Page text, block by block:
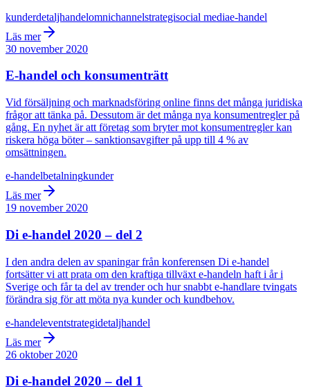
kunderdetaljhandelomnichannelstrategisocial mediae-handel
Läs mer
30 november 2020
E-handel och konsumenträtt
Vid försäljning och marknadsföring online finns det många juridiska
frågor att tänka på. Dessutom är det många nya konsumentregler på
gång. En nyhet är att företag som bryter mot konsumentregler kan
riskera höga böter – sanktionsavgifter på upp till 4 % av
omsättningen.
e-handelbetalningkunder
Läs mer
19 november 2020
Di e-handel 2020 – del 2
I den andra delen av spaningar från konferensen Di e-handel
fortsätter vi att prata om den kraftiga tillväxt e-handeln haft i år i
Sverige och får ta del av trender och hur snabbt e-handlare tvingats
förändra sig för att möta nya kunder och kundbehov.
e-handeleventstrategidetaljhandel
Läs mer
26 oktober 2020
Di e-handel 2020 – del 1